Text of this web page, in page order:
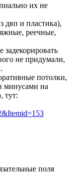
их не
двп и пластика),
реечные,
задекорировать
не придумали,
потолки,
минусами на
тут:
поля